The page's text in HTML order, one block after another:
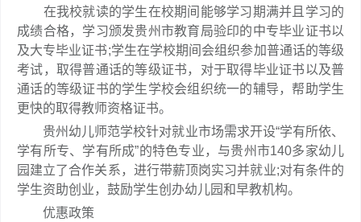
在我校就读的学生在校期间能够学习期满并且学习的
成绩合格，学习颁发贵州市教育局验印的中专毕业证书以
及大专毕业证书;学生在学校期间会组织参加普通话的等级
考试，取得普通话的等级证书，对于取得毕业证书以及普
通话的等级证书的学生学校会组织统一的辅导，帮助学生
更快的取得教师资格证书。
贵州幼儿师范学校针对就业市场需求开设“学有所依、
学有所专、学有所成”的特色专业，与贵州市140多家幼儿
园建立了合作关系，进行带薪顶岗实习并就业;对有条件的
学生资助创业，鼓励学生创办幼儿园和早教机构。
优惠政策